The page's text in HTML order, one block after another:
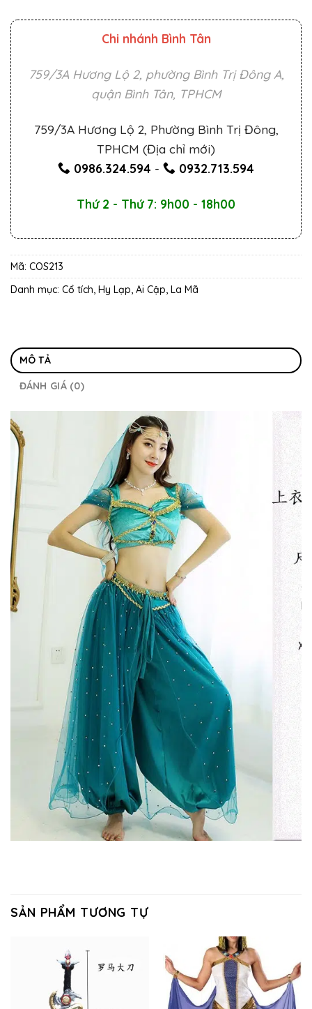
Chi nhánh Bình Tân
759/3A Hương Lộ 2, phường Bình Trị Đông A,
quận Bình Tân, TPHCM
759/3A Hương Lộ 2, Phường Bình Trị Đông,
TPHCM (Địa chỉ mới)
0986.324.594 - 0932.713.594
Thứ 2 - Thứ 7: 9h00 - 18h00
Mã: COS213
Danh mục: Cổ tích, Hy Lạp, Ai Cập, La Mã
MÔ TẢ
ĐÁNH GIÁ (0)
SẢN PHẨM TƯƠNG TỰ